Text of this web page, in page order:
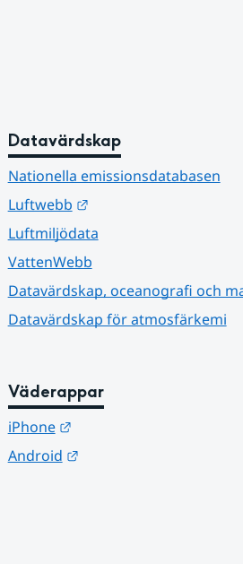
Datavärdskap
Nationella emissionsdatabasen
Luftwebb
Länk till annan
Luftmiljödata
VattenWebb
Datavärdskap, oceanografi och
Datavärdskap för atmosfärkemi
Väderappar
iPhone
Länk till annan webbplats.
Android
Länk till annan